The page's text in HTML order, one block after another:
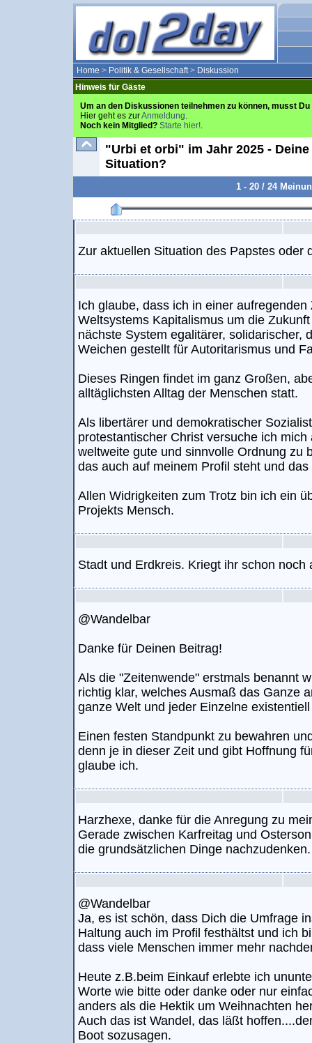
Home > Politik & Gesellschaft> Diskussion
Hinweis für Gäste
Um an den Diskussionen teilnehmen zu können, musst
Hier geht es zurAnmeldung.
Noch kein Mitglied? Starte hier!.
"Urbi et orbi" im Jahr 2025 -
Situation?
1 - 20 / 24
Zur aktuellen Situation des Papstes oder
Ich glaube, dass ich in einer
Weltsystems Kapitalismus um die
nächste System egalitärer, solidarischer,
Weichen gestellt für Autoritarismus und
Dieses Ringen findet im ganz Großen,
alltäglichsten Alltag der Menschen statt.
Als libertärer und demokratischer
protestantischer Christ versuche ich
weltweite gute und sinnvolle Ordnung zu
das auch auf meinem Profil steht und das
Allen Widrigkeiten zum Trotz bin ich ein
Projekts Mensch.
Stadt und Erdkreis. Kriegt ihr schon noch
@Wandelbar
Danke für Deinen Beitrag!
Als die "Zeitenwende" erstmals benannt
richtig klar, welches Ausmaß das Ganze
ganze Welt und jeder Einzelne
Einen festen Standpunkt zu bewahren
denn je in dieser Zeit und gibt Hoffnung
glaube ich.
Harzhexe, danke für die Anregung zu
Gerade zwischen Karfreitag und
die grundsätzlichen Dinge nachzudenken.
@Wandelbar
Ja, es ist schön, dass Dich die Umfrage
Haltung auch im Profil festhältst und ich
dass viele Menschen immer mehr
Heute z.B.beim Einkauf erlebte ich
Worte wie bitte oder danke oder nur
anders als die Hektik um Weihnachten
Auch das ist Wandel, das läßt
Boot sozusagen.